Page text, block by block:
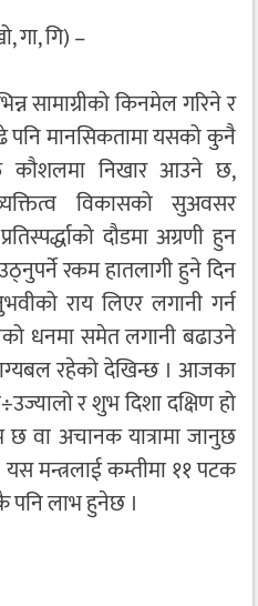
गा, गि) –
सामाग्रीको किनमेल गरिने र
पनि मानसिकतामा यसको कुनै
कौशलमा निखार आउने छ,
विकासको सुअवसर
दौडमा अग्रणी हुन
रकम हातलागी हुने दिन
राय लिएर लगानी गर्न
धनमा समेत लगानी बढाउने
रहेको देखिन्छ । आजका
र शुभ दिशा दक्षिण हो
वा अचानक यात्रामा जानुछ
मन्त्रलाई कम्तीमा ११ पटक
पनि लाभ हुनेछ ।